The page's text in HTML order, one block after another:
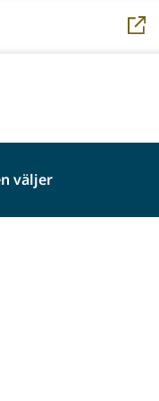
väljer